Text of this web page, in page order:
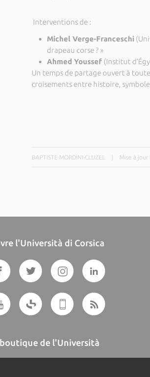
Interventions de :
Michel Verge-Franceschi
drapeau corse ? »
Ahmed Youssef (Institut
Un temps de partage ouvert à
croisements entre histoire,
BAPTISTE MORDINI-CLUZEL Mise à
l'Università di Corsica
de l'Università